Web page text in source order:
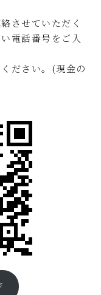
させていただく
電話番号をご入
ださい。(現金の